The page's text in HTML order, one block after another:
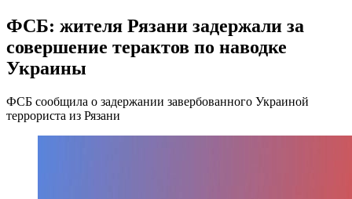
ФСБ: жителя Рязани задержали за
совершение терактов по наводке
Украины
ФСБ сообщила о задержании завербованного Украиной
террориста из Рязани